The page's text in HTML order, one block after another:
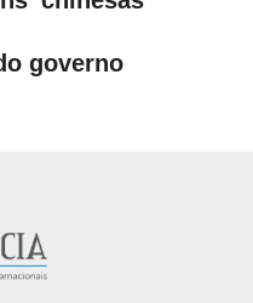
governo